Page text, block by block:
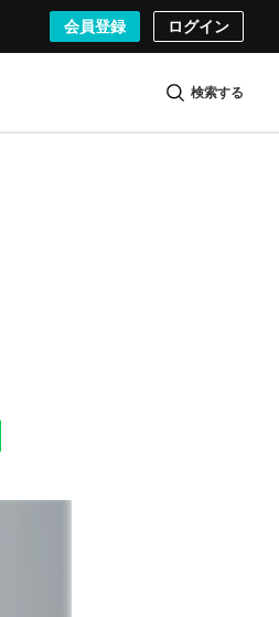
会員登録 ログイン
検索する